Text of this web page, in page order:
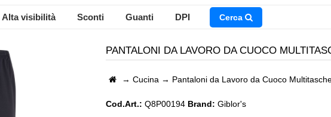
Alta visibilità Sconti Guanti DPI Cerca
PANTALONI DA LAVORO DA CUOCO
→ Cucina → Pantaloni da Lavoro da Cuoco
Cod.Art.: Q8P00194 Brand: Giblor's